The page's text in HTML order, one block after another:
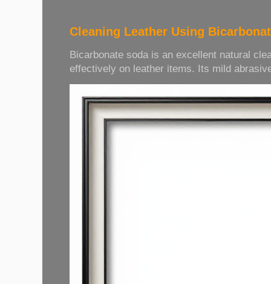
Cleaning Leather Using
Bicarbonate soda is an excellent natural
effectively on leather items. Its mild